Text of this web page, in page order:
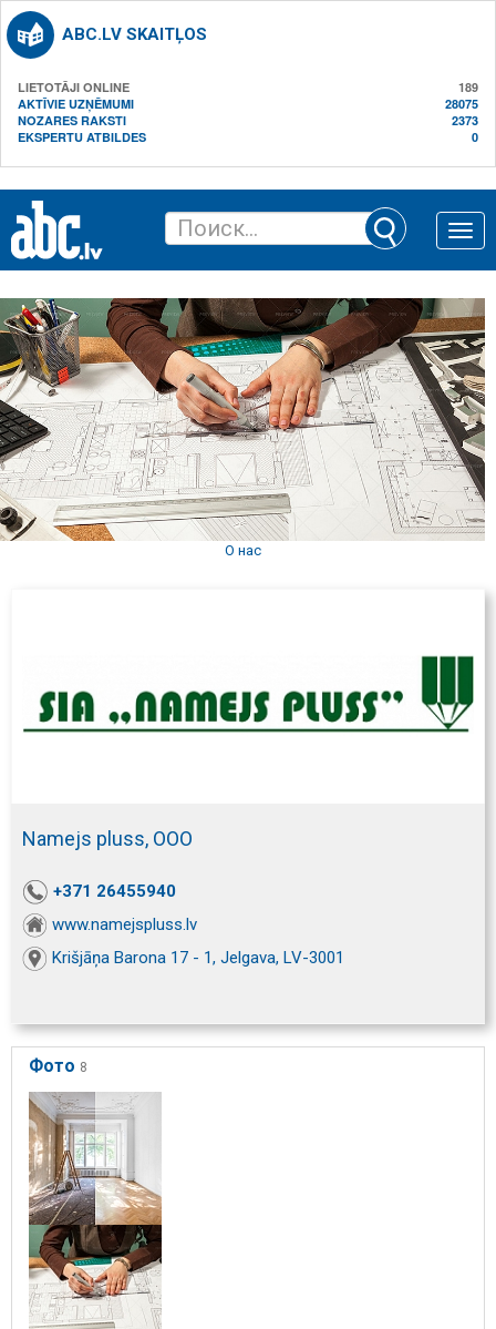
ABC.LV SKAITĻOS
LIETOTĀJI ONLINE
189
AKTĪVIE UZŅĒMUMI
28075
NOZARES RAKSTI
2373
EKSPERTU ATBILDES
0
Toggle
О нас
Namejs pluss, ООО
+371 26455940
www.namejspluss.lv
Krišjāņa Barona 17 - 1, Jelgava, LV-3001
Фото 8